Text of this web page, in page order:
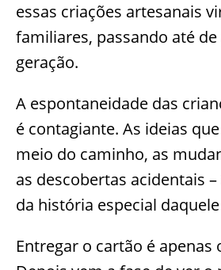
essas criações artesanais
familiares, passando até de
geração.
A espontaneidade das
é contagiante. As ideias
meio do caminho, as
as descobertas acidentais
da história especial
Entregar o cartão é apenas